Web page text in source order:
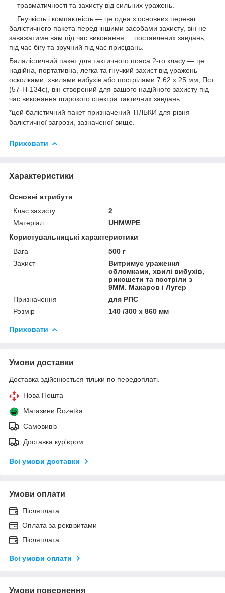
травматичності та захисту від сильних уражень.
Гнучкість і компактність — це одна з основних переваг
балістичного пакета перед іншими засобами захисту, він не
заважатиме вам під час виконання поставлених завдань,
під час бігу та зручний під час присідань.
Балалістичний пакет для тактичного пояса 2-го класу — це
надійна, портативна, легка та гнучкий захист від уражень
осколками, хвилями вибухів або пострілами 7.62 x 25 мм, Пст.
(57-Н-134с), він створений для вашого надійного захисту під
час виконання широкого спектра тактичних завдань.
*цей балістичний пакет призначений ТІЛЬКИ для рівня
балістичної загрози, зазначеної вище.
Приховати
Характеристики
Основні атрибути
Клас захисту
2
Матеріал
UHMWPE
Користувальницькі характеристики
Вага
500 г
Захист
Витримує ураження
обломками, хвилі вибухів,
рикошети та постріли з
9ММ. Макаров і Лугер
Призначення
для РПС
Розмір
140 /300 х 860 мм
Приховати
Умови доставки
Доставка здійснюється тільки по передоплаті.
Нова Пошта
Магазини Rozetka
Самовивіз
Доставка кур'єром
Всі умови доставки
Умови оплати
Післяплата
Оплата за реквізитами
Післяплата
Всі умови оплати
Умови повернення